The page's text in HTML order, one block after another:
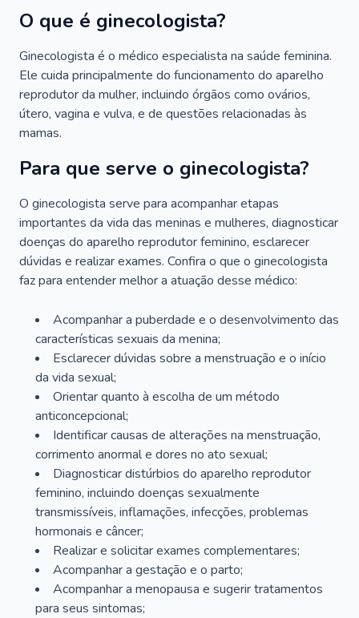
O que é ginecologista?
Ginecologista é o médico especialista na saúde feminina.
Ele cuida principalmente do funcionamento do aparelho
reprodutor da mulher, incluindo órgãos como ovários,
útero, vagina e vulva, e de questões relacionadas às
mamas.
Para que serve o ginecologista?
O ginecologista serve para acompanhar etapas
importantes da vida das meninas e mulheres, diagnosticar
doenças do aparelho reprodutor feminino, esclarecer
dúvidas e realizar exames. Confira o que o ginecologista
faz para entender melhor a atuação desse médico:
Acompanhar a puberdade e o desenvolvimento das
características sexuais da menina;
Esclarecer dúvidas sobre a menstruação e o início
da vida sexual;
Orientar quanto à escolha de um método
anticoncepcional;
Identificar causas de alterações na menstruação,
corrimento anormal e dores no ato sexual;
Diagnosticar distúrbios do aparelho reprodutor
feminino, incluindo doenças sexualmente
transmissíveis, inflamações, infecções, problemas
hormonais e câncer;
Realizar e solicitar exames complementares;
Acompanhar a gestação e o parto;
Acompanhar a menopausa e sugerir tratamentos
para seus sintomas;